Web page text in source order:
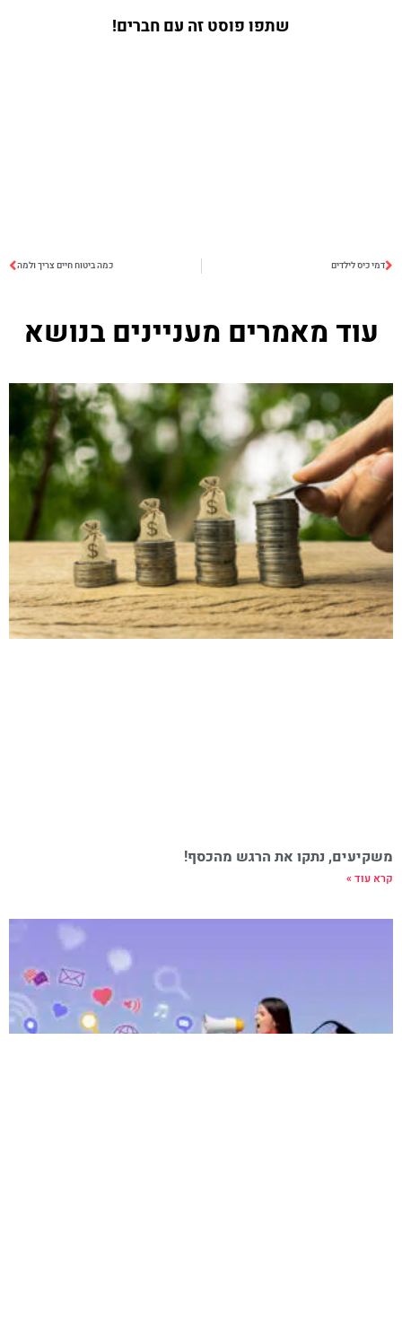
שתפו פוסט זה עם חברים!
דמי כיס לילדים כמה ביטוח חיים צריך ולמה
עוד מאמרים מעניינים בנושא
משקיעים, נתקו את הרגש מהכסף!
קרא עוד »